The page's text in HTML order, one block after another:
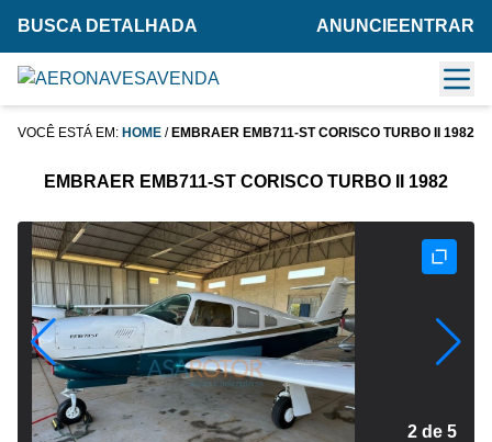
BUSCA DETALHADA ANUNCIE ENTRAR
VOCÊ ESTÁ EM: HOME / EMBRAER EMB711-ST CORISCO TURBO II 1982
EMBRAER EMB711-ST CORISCO TURBO II 1982
2 de 5